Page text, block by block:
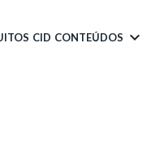
CID CONTEÚDOS